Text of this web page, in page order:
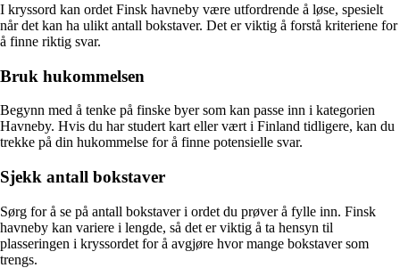
I kryssord kan ordet Finsk havneby være utfordrende å løse, spesielt
når det kan ha ulikt antall bokstaver. Det er viktig å forstå kriteriene for
å finne riktig svar.
Bruk hukommelsen
Begynn med å tenke på finske byer som kan passe inn i kategorien
Havneby. Hvis du har studert kart eller vært i Finland tidligere, kan du
trekke på din hukommelse for å finne potensielle svar.
Sjekk antall bokstaver
Sørg for å se på antall bokstaver i ordet du prøver å fylle inn. Finsk
havneby kan variere i lengde, så det er viktig å ta hensyn til
plasseringen i kryssordet for å avgjøre hvor mange bokstaver som
trengs.